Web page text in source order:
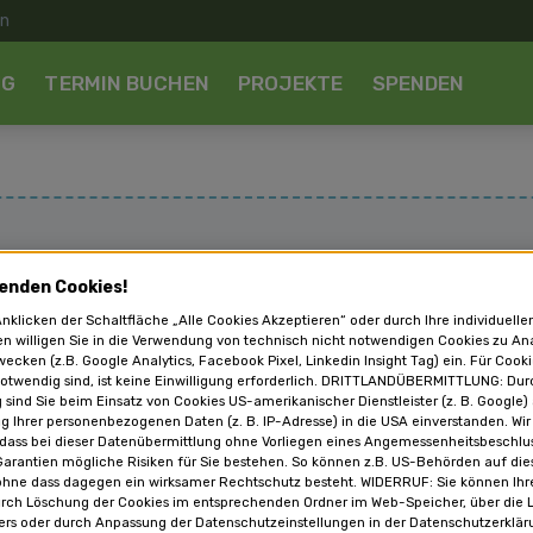
TERMIN BUCHEN PROJEKTE SPENDEN
Einstellungen blockiert
in die Übermittlung von technischen
den damit verbundenen Risiken und zu Ihrem Recht
laden
Cookies!
der Schaltfläche „Alle Cookies Akzeptieren“ oder durch Ihre
willigen Sie in die Verwendung von technisch nicht notwendigen Cookies zu
(z.B. Google Analytics, Facebook Pixel, Linkedin Insight Tag) ein. Für
sind, ist keine Einwilligung erforderlich. DRITTLANDÜBERMITTLUNG:
sind Sie beim Einsatz von Cookies US-amerikanischer Dienstleister (z. B.
Ihrer personenbezogenen Daten (z. B. IP-Adresse) in die USA einverstanden. Wir
bei dieser Datenübermittlung ohne Vorliegen eines
mögliche Risiken für Sie bestehen. So können z.B. US-Behörden auf
dass dagegen ein wirksamer Rechtschutz besteht. WIDERRUF: Sie können
Löschung der Cookies im entsprechenden Ordner im Web-Speicher, über die
oder durch Anpassung der Datenschutzeinstellungen in der